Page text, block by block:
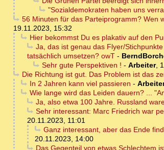
"Sozialdemokraten haben uns
56 Minuten für das Parteiprogramm? Wen
19.11.2023, 15:32
Hier bekommst Du es plakativ auf den
Ja, das ist genau das Flyer/
tatsächlich umsetzen? owT -
Sehr gute Perspektiven ! - Arbeiter,
Die Richtung ist gut. Das Problem ist das
In 2 Jahren kann viel passieren -
Wie lange wird das Leiden dauern? ...
Ja, also etwa 100 Jahre. Russland
Sehr interessant: Marc Friedrich war
20.11.2023, 11:01
Ganz interessant, aber das Ende
20.11.2023, 14:00
Das Gegenteil von etwas Schlechtem